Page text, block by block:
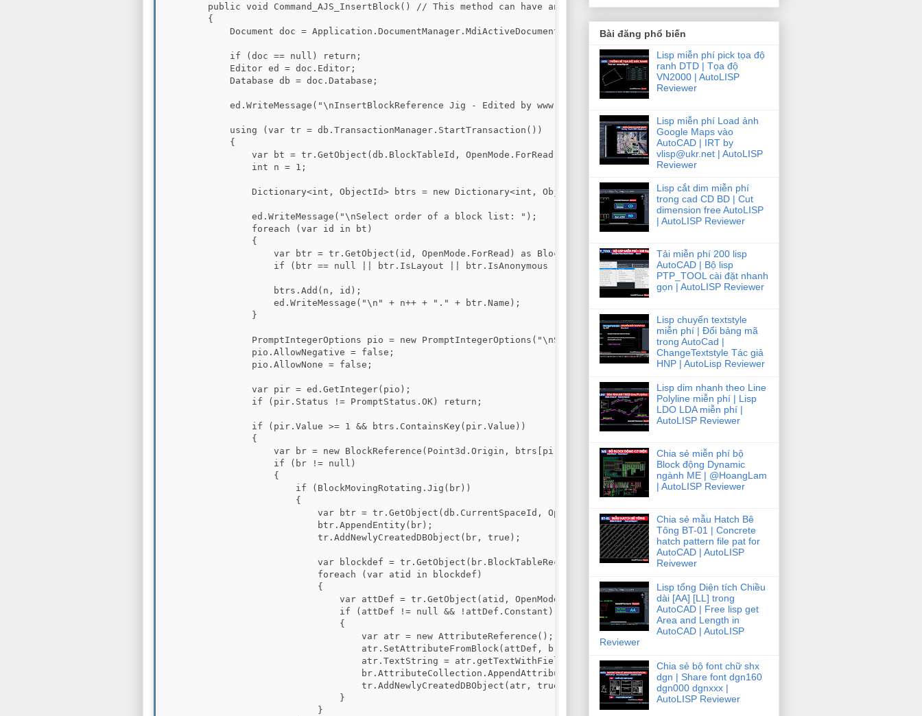
        public void Command_AJS_InsertBlock() // This method can have any name
        {
            Document doc = Application.DocumentManager.MdiActiveDocument;
            if (doc == null) return;
            Editor ed = doc.Editor;
            Database db = doc.Database;
            ed.WriteMessage("\nInsertBlockReference Jig - Edited by www.lisp.vn");
            using (var tr = db.TransactionManager.StartTransaction())
            {
                var bt = tr.GetObject(db.BlockTableId, OpenMode.ForRead) as BlockTable;
                int n = 1;
                Dictionary<int, ObjectId> btrs = new Dictionary<int, ObjectId>();
                ed.WriteMessage("\nSelect order of a block list: ");
                foreach (var id in bt)
                {
                    var btr = tr.GetObject(id, OpenMode.ForRead) as BlockTableRecord;
                    if (btr == null || btr.IsLayout || btr.IsAnonymous || string.IsNullOrEmpty(btr.Name)) continue;
                    btrs.Add(n, id);
                    ed.WriteMessage("\n" + n++ + "." + btr.Name);
                }
                PromptIntegerOptions pio = new PromptIntegerOptions("\nSpecify block order (from 1 to " + (n - 1) + ")");
                pio.AllowNegative = false;
                pio.AllowNone = false;
                var pir = ed.GetInteger(pio);
                if (pir.Status != PromptStatus.OK) return;
                if (pir.Value >= 1 && btrs.ContainsKey(pir.Value))
                {
                    var br = new BlockReference(Point3d.Origin, btrs[pir.Value]);
                    if (br != null)
                    {
                        if (BlockMovingRotating.Jig(br))
                        {
                            var btr = tr.GetObject(db.CurrentSpaceId, OpenMode.ForWrite) as BlockTableRecord;
                            btr.AppendEntity(br);
                            tr.AddNewlyCreatedDBObject(br, true);
                            var blockdef = tr.GetObject(br.BlockTableRecord, OpenMode.ForRead) as BlockTableRecord;
                            foreach (var atid in blockdef)
                            {
                                var attDef = tr.GetObject(atid, OpenMode.ForRead) as AttributeDefinition;
                                if (attDef != null && !attDef.Constant)
                                {
                                    var atr = new AttributeReference();
                                    atr.SetAttributeFromBlock(attDef, br.BlockTransform);
atr.TextString = atr.getTextWithFieldCodes().Replace("?BlockRefId", "%<\\_ObjId " +
                                    br.AttributeCollection.AppendAttribute(atr);
                                    tr.AddNewlyCreatedDBObject(atr, true);
                                }
                            }
Bài đăng phổ biến
Lisp miễn phí pick tọa độ
ranh DTD | Tọa độ
VN2000 | AutoLISP
Reviewer
Lisp miễn phí Load ảnh
Google Maps vào
AutoCAD | IRT by
vlisp@ukr.net | AutoLISP
Reviewer
Lisp cắt dim miễn phí
trong cad CD BD | Cut
dimension free AutoLISP
| AutoLISP Reviewer
Tải miễn phí 200 lisp
AutoCAD | Bộ lisp
PTP_TOOL cài đặt nhanh
gọn | AutoLISP Reviewer
Lisp chuyển textstyle
miễn phí | Đổi bảng mã
trong AutoCad |
ChangeTextstyle Tác giả
HNP | AutoLisp Reviewer
Lisp dim nhanh theo Line
Polyline miễn phí | Lisp
LDO LDA miễn phí |
AutoLISP Reviewer
Chia sẻ miễn phí bộ
Block động Dynamic
ngành ME | @HoangLam
| AutoLISP Reviewer
Chia sẻ mẫu Hatch Bê
Tông BT-01 | Concrete
hatch pattern file pat for
AutoCAD | AutoLISP
Reivewer
Lisp tổng Diện tích Chiều
dài [AA] [LL] trong
AutoCAD | Free lisp get
Area and Length in
AutoCAD | AutoLISP
Reviewer
Chia sẻ bộ font chữ shx
dgn | Share font dgn160
dgn000 dgnxxx |
AutoLISP Reviewer